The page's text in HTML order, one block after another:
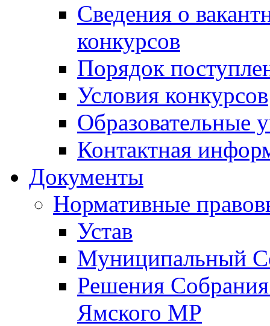
Сведения о
конкурсов
Порядок
Условия конкурсов
Образовательные
Контактная
Документы
Нормативные
Устав
Муниципальный
Решения
Ямского МР